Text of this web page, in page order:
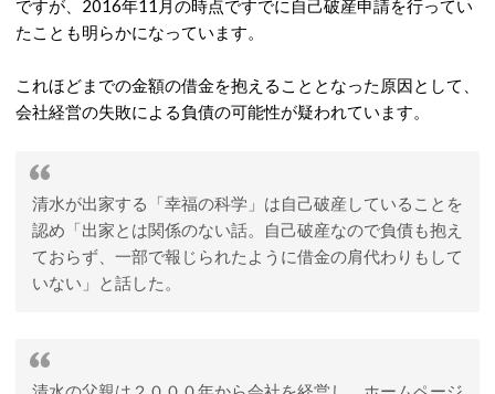
ですが、2016年11月の時点ですでに自己破産申請を行ってい
たことも明らかになっています。
これほどまでの金額の借金を抱えることとなった原因として、
会社経営の失敗による負債の可能性が疑われています。
清水が出家する「幸福の科学」は自己破産していることを
認め「出家とは関係のない話。自己破産なので負債も抱え
ておらず、一部で報じられたように借金の肩代わりもして
いない」と話した。